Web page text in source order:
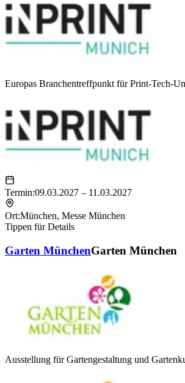
Europas Branchentreffpunkt für Print-Tech-
Termin:09.03.2027 – 11.03.2027
Ort:München, Messe München
Tippen für Details
Garten MünchenGarten München
Ausstellung für Gartengestaltung und